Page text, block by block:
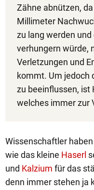
Zähne abnützen,
Millimeter
zu lang werden und
verhungern würde,
Verletzungen und
kommt. Um jedoch
zu beeinflussen, ist
welches immer zur
Wissenschaftler
wie das kleine Haserl
und Kalzium für das
denn immer stehen ja